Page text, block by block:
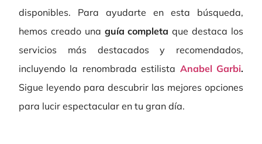
disponibles. Para ayudarte en esta búsqueda,
hemos creado una guía completa que destaca los
servicios más destacados y recomendados,
incluyendo la renombrada estilista Anabel Garbi.
Sigue leyendo para descubrir las mejores opciones
para lucir espectacular en tu gran día.